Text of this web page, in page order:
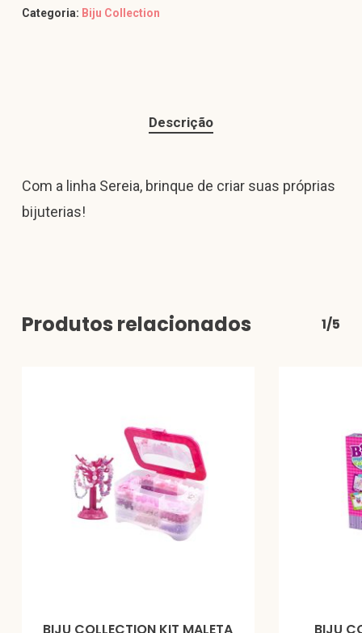
Categoria: Biju Collection
Descrição
Com a linha Sereia, brinque de criar suas próprias
bijuterias!
Produtos relacionados 1/5
BIJU COLLECTION KIT MALETA
BIJU